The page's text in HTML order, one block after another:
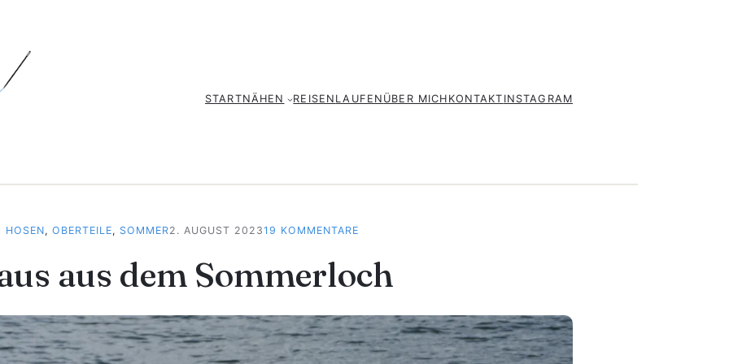
STARTNÄHEN REISEN LAUFEN ÜBER MICH KONTAKT INSTAGRAM
HOSEN, OBERTEILE, SOMMER2. AUGUST 202319 KOMMENTAREZU
AUS
DEM
aus dem Sommerloch